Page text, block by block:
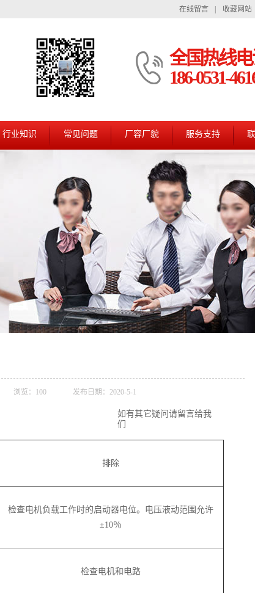
在线留言 收藏网站
全国热线电
186-0531-
行业知识 常见问题 厂容厂貌 服务支持
浏览： 100 发布日期：2020-5-1
如有其它疑问请留言给我
们
排除
检查电机负载工作时的启动器电位。电压液动范围允许
±10％
检查电机和电路